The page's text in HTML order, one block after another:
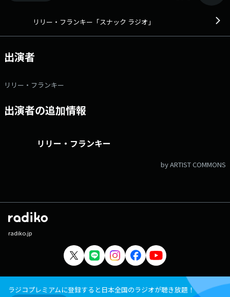
リリー・フランキー「スナック ラジオ」
出演者
リリー・フランキー
出演者の追加情報
リリー・フランキー
by ARTIST COMMONS
radiko.jp
ラジコプレミアムに登録すると日本全国のラジオが聴き放題！